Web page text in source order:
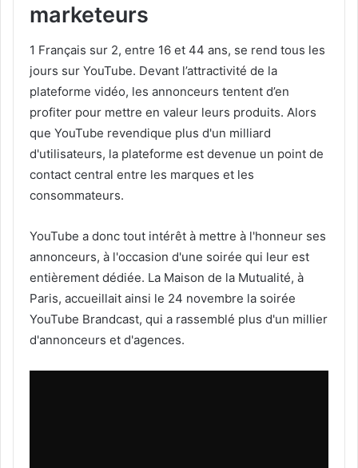
marketeurs
1 Français sur 2, entre 16 et 44 ans, se rend tous les
jours sur YouTube. Devant l’attractivité de la
plateforme vidéo, les annonceurs tentent d’en
profiter pour mettre en valeur leurs produits. Alors
que YouTube revendique plus d'un milliard
d'utilisateurs, la plateforme est devenue un point de
contact central entre les marques et les
consommateurs.
YouTube a donc tout intérêt à mettre à l'honneur ses
annonceurs, à l'occasion d'une soirée qui leur est
entièrement dédiée. La Maison de la Mutualité, à
Paris, accueillait ainsi le 24 novembre la soirée
YouTube Brandcast, qui a rassemblé plus d'un millier
d'annonceurs et d'agences.